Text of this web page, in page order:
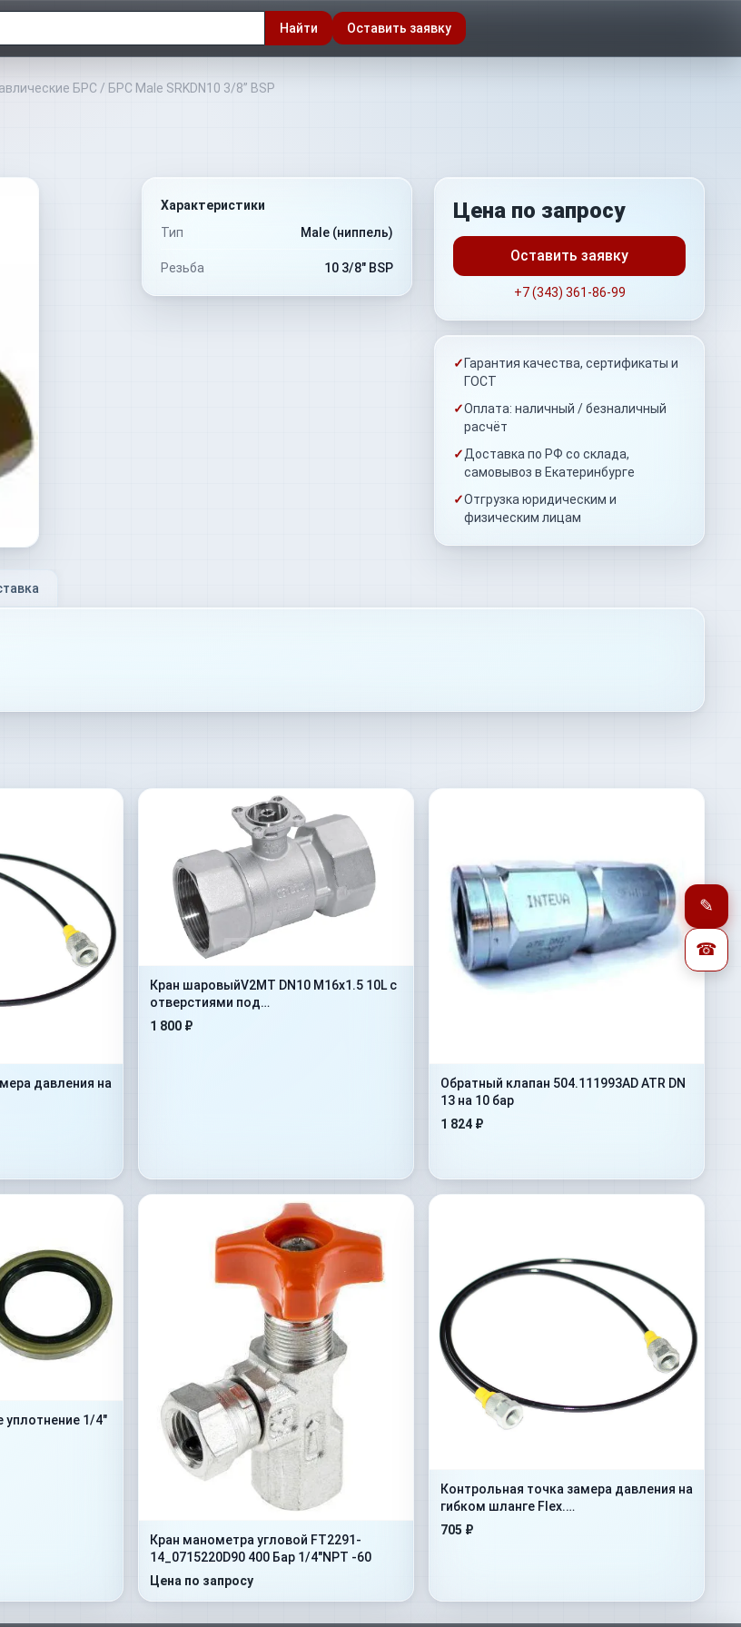
Найти Оставить заявку
БРС / БРС Male SRKDN10 3/8” BSP
Характеристики
Тип
Male (ниппель)
Резьба 10 3/8" BSP
Цена по запросу
Оставить заявку
+7 (343) 361-86-99
✓ Гарантия качества, сертификаты и
ГОСТ
✓Оплата: наличный / безналичный
расчёт
✓Доставка по РФ со склада,
самовывоз в Екатеринбурге
✓Отгрузка юридическим и
физическим лицам
давления на
Кран шаровыйV2MT DN10 M16x1.5 10L с
отверстиями под
крепление(402.1112JD)
1 800 ₽
Обратный клапан 504.111993AD ATR DN
13 на 10 бар
1 824 ₽
уплотнение 1/4"
Кран манометра угловой FT2291-
14_0715220D90 400 Бар 1/4"NPT -60
Цена по запросу
Контрольная точка замера давления на
гибком шланге Flex.
500mm+AdMan1/4”+ConM16x1,5
705 ₽
✎
☎